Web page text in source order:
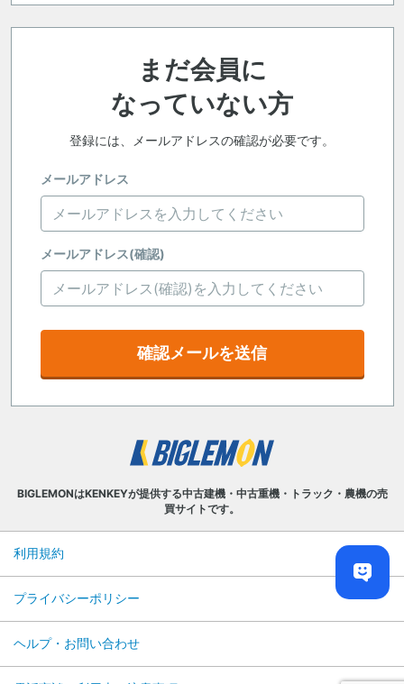
まだ会員に
なっていない方
登録には、メールアドレスの確認が必要です。
メールアドレス
メールアドレス(確認)
確認メールを送信
BIGLEMONはKENKEYが提供する中古建機・中古重機・トラック・農機の売
買サイトです。
利用規約
プライバシーポリシー
ヘルプ・お問い合わせ